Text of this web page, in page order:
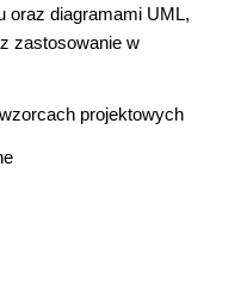
oraz diagramami UML,
zastosowanie w
projektowych